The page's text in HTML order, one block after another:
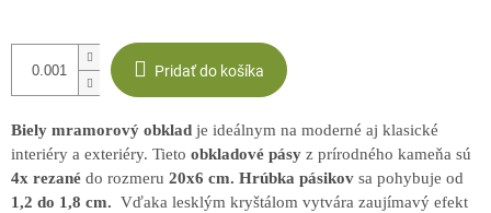
Pridať do košíka
Biely mramorový obklad je ideálnym na moderné aj klasické
interiéry a exteriéry. Tieto obkladové pásy z prírodného kameňa sú
4x rezané do rozmeru 20x6 cm. Hrúbka pásikov sa pohybuje od
1,2 do 1,8 cm. Vďaka lesklým kryštálom vytvára zaujímavý efekt